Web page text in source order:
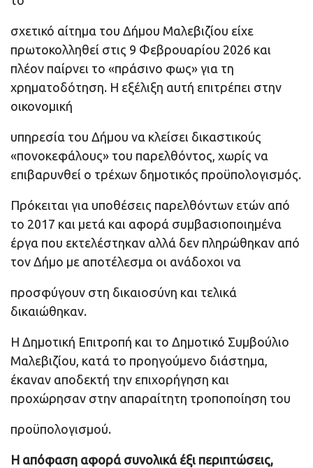
σχετικό αίτημα του Δήμου Μαλεβιζίου είχε
πρωτοκολληθεί στις 9 Φεβρουαρίου 2026 και
πλέον παίρνει το «πράσινο φως» για τη
χρηματοδότηση. Η εξέλιξη αυτή επιτρέπει στην
οικονομική
υπηρεσία του Δήμου να κλείσει δικαστικούς
«πονοκεφάλους» του παρελθόντος, χωρίς να
επιβαρυνθεί ο τρέχων δημοτικός προϋπολογισμός.
Πρόκειται για υποθέσεις παρελθόντων ετών από
το 2017 και μετά και αφορά συμβασιοποιημένα
έργα που εκτελέστηκαν αλλά δεν πληρώθηκαν από
τον Δήμο με αποτέλεσμα οι ανάδοχοι να
προσφύγουν στη δικαιοσύνη και τελικά
δικαιώθηκαν.
Η Δημοτική Επιτροπή και το Δημοτικό Συμβούλιο
Μαλεβιζίου, κατά το προηγούμενο διάστημα,
έκαναν αποδεκτή την επιχορήγηση και
προχώρησαν στην απαραίτητη τροποποίηση του
προϋπολογισμού.
Η απόφαση αφορά συνολικά έξι περιπτώσεις,